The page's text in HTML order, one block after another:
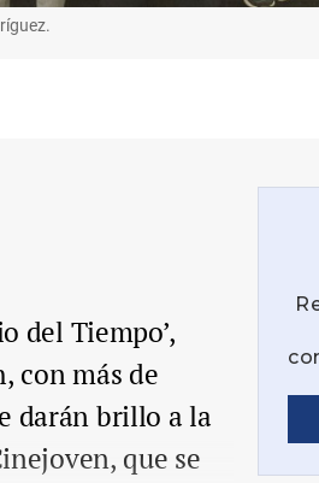
del Tiempo’,
con más de
darán brillo a la
que se